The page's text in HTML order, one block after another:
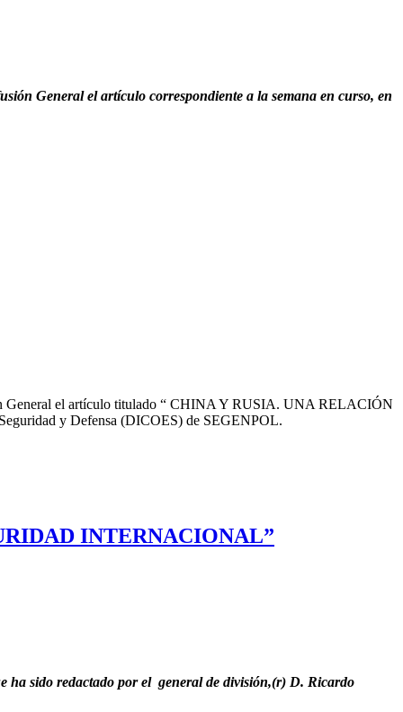
General el artículo correspondiente a la semana en curso, en
General el artículo titulado “ CHINA Y RUSIA. UNA RELACIÓN
y Defensa (DICOES) de SEGENPOL.
INTERNACIONAL”
sido redactado por el general de división,(r) D. Ricardo